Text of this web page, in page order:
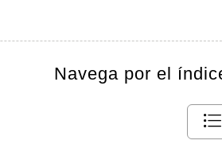
Navega por el